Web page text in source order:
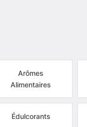
Arômes
Alimentaires
Édulcorants